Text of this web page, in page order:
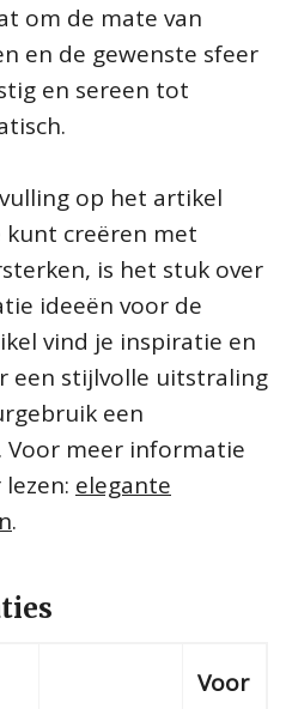
om de mate van
en de gewenste sfeer
en sereen tot
op het artikel
creëren met
is het stuk over
ideeën voor de
vind je inspiratie en
een stijlvolle uitstraling
een
Voor meer informatie
elegante
.
Voor